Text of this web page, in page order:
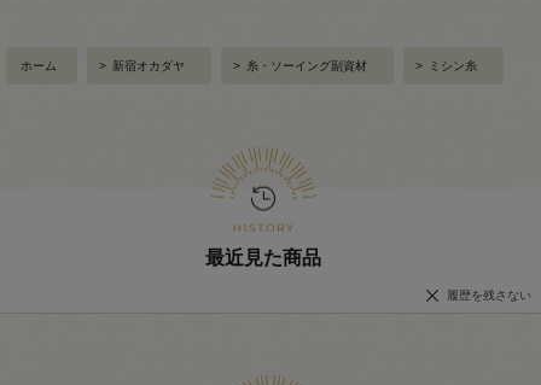
ホーム > 新宿オカダヤ > 糸・ソーイング副資材 > ミシン糸
最近見た商品
履歴を残さない